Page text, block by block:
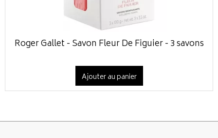
Roger Gallet - Savon Fleur De Figuier - 3 savons
Ajouter au panier